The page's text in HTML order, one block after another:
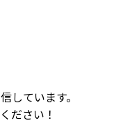
しています。
ださい！